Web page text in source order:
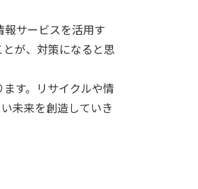
サービスを活用す
が、対策になると思
す。リサイクルや情
未来を創造していき